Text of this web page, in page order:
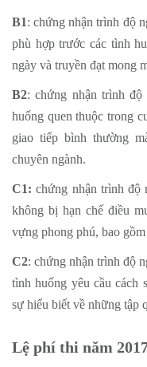
B1: chứng nhận trình độ
phù hợp trước các tình
ngày và truyền đạt mong
B2: chứng nhận trình
huống quen thuộc trong
giao tiếp bình thường
chuyên ngành.
C1: chứng nhận trình độ
không bị hạn chế điều
vựng phong phú, bao
C2: chứng nhận trình độ
tình huống yêu cầu cách
sự hiểu biết về những tập
Lệ phí thi năm